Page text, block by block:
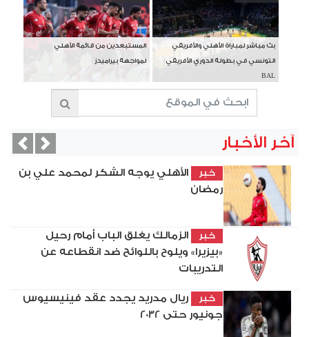
بث مباشر لمباراة الأهلي والأفريقي
التونسي في بطولة الدوري الأفريقي
BAL
المستبعدين من قائمة الأهلي
لمواجهة بيراميدز
آخر الأخبار
خبر
الأهلي يوجه الشكر لمحمد علي بن
رمضان
خبر
الزمالك يغلق الباب أمام رحيل
«بيزيرا» ويلوح باللوائح ضد انقطاعه عن
التدريبات
خبر
ريال مدريد يجدد عقد فينيسيوس
جونيور حتى 2032
Next